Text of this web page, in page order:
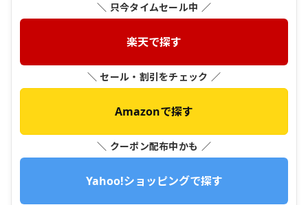
＼ 只今タイムセール中 ／
楽天で探す
＼ セール・割引をチェック ／
Amazonで探す
＼ クーポン配布中かも ／
Yahoo!ショッピングで探す